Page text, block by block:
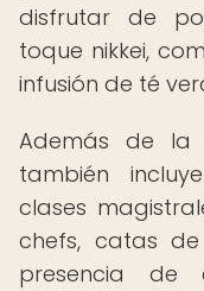
disfrutar de
toque nikkei,
infusión de té
Además de la
también
clases
chefs, catas
presencia de